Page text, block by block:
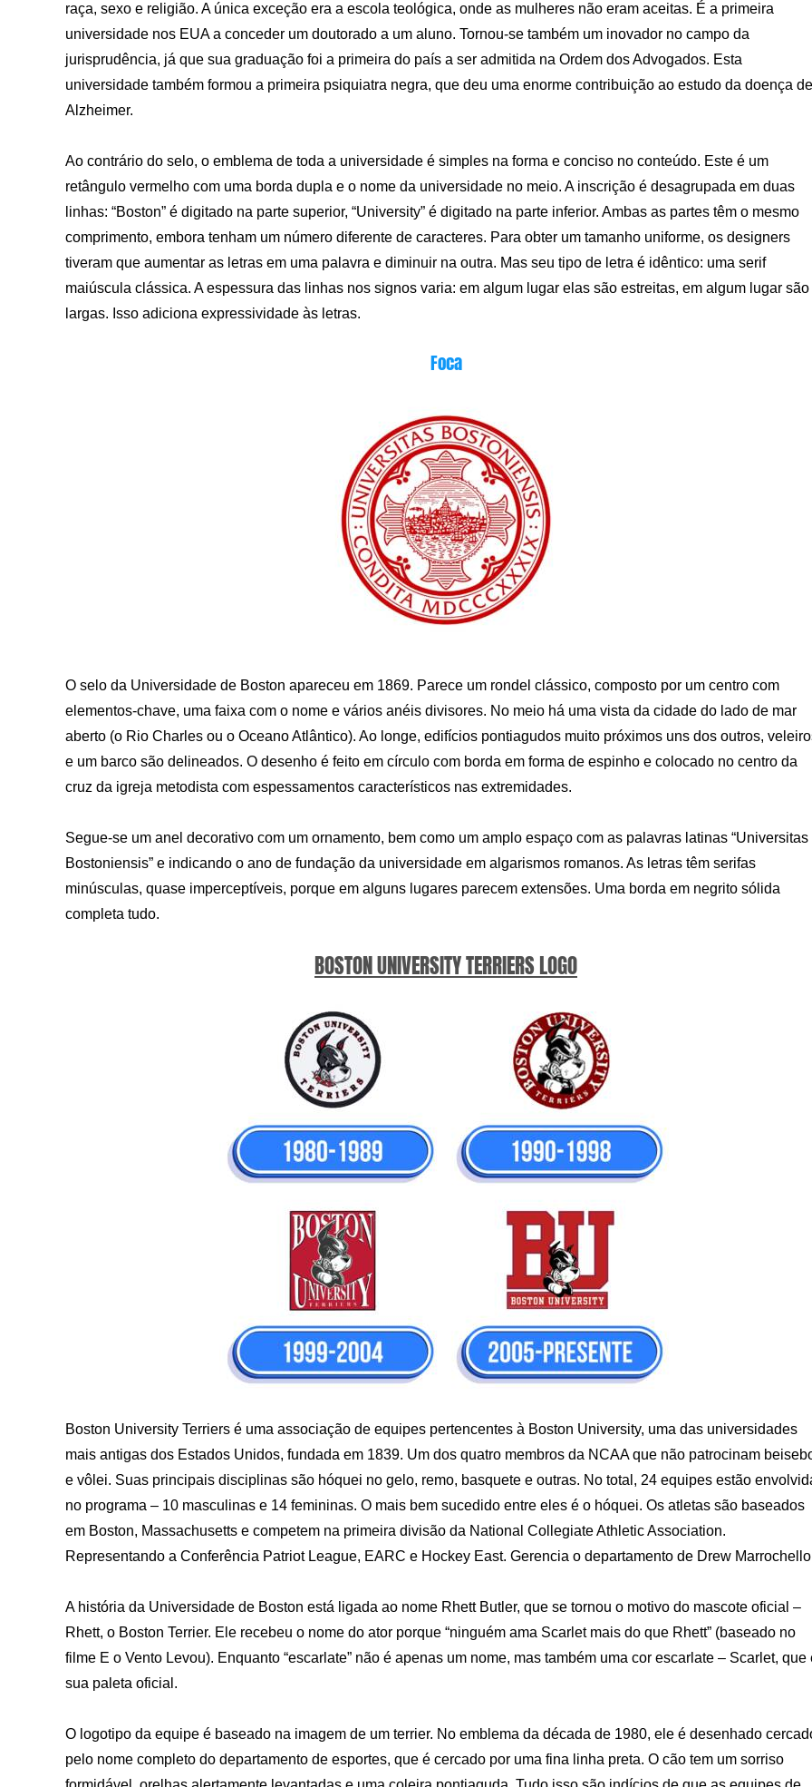
raça, sexo e religião. A única exceção era a escola teológica, onde as mulheres não eram aceitas. É a primeira
universidade nos EUA a conceder um doutorado a um aluno. Tornou-se também um inovador no campo da
jurisprudência, já que sua graduação foi a primeira do país a ser admitida na Ordem dos Advogados. Esta
universidade também formou a primeira psiquiatra negra, que deu uma enorme contribuição ao estudo da doença de
Alzheimer.
Ao contrário do selo, o emblema de toda a universidade é simples na forma e conciso no conteúdo. Este é um
retângulo vermelho com uma borda dupla e o nome da universidade no meio. A inscrição é desagrupada em duas
linhas: “Boston” é digitado na parte superior, “University” é digitado na parte inferior. Ambas as partes têm o mesmo
comprimento, embora tenham um número diferente de caracteres. Para obter um tamanho uniforme, os designers
tiveram que aumentar as letras em uma palavra e diminuir na outra. Mas seu tipo de letra é idêntico: uma serif
maiúscula clássica. A espessura das linhas nos signos varia: em algum lugar elas são estreitas, em algum lugar são
largas. Isso adiciona expressividade às letras.
Foca
O selo da Universidade de Boston apareceu em 1869. Parece um rondel clássico, composto por um centro com
elementos-chave, uma faixa com o nome e vários anéis divisores. No meio há uma vista da cidade do lado de mar
aberto (o Rio Charles ou o Oceano Atlântico). Ao longe, edifícios pontiagudos muito próximos uns dos outros,
e um barco são delineados. O desenho é feito em círculo com borda em forma de espinho e colocado no centro da
cruz da igreja metodista com espessamentos característicos nas extremidades.
Segue-se um anel decorativo com um ornamento, bem como um amplo espaço com as palavras latinas “Universitas
Bostoniensis” e indicando o ano de fundação da universidade em algarismos romanos. As letras têm serifas
minúsculas, quase imperceptíveis, porque em alguns lugares parecem extensões. Uma borda em negrito sólida
completa tudo.
BOSTON UNIVERSITY TERRIERS LOGO
Boston University Terriers é uma associação de equipes pertencentes à Boston University, uma das universidades
mais antigas dos Estados Unidos, fundada em 1839. Um dos quatro membros da NCAA que não patrocinam
e vôlei. Suas principais disciplinas são hóquei no gelo, remo, basquete e outras. No total, 24 equipes estão
no programa – 10 masculinas e 14 femininas. O mais bem sucedido entre eles é o hóquei. Os atletas são baseados
em Boston, Massachusetts e competem na primeira divisão da National Collegiate Athletic Association.
Representando a Conferência Patriot League, EARC e Hockey East. Gerencia o departamento de Drew
A história da Universidade de Boston está ligada ao nome Rhett Butler, que se tornou o motivo do mascote oficial –
Rhett, o Boston Terrier. Ele recebeu o nome do ator porque “ninguém ama Scarlet mais do que Rhett” (baseado no
filme E o Vento Levou). Enquanto “escarlate” não é apenas um nome, mas também uma cor escarlate – Scarlet, que
sua paleta oficial.
O logotipo da equipe é baseado na imagem de um terrier. No emblema da década de 1980, ele é desenhado
pelo nome completo do departamento de esportes, que é cercado por uma fina linha preta. O cão tem um sorriso